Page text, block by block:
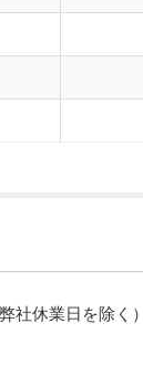
休業日を除く）